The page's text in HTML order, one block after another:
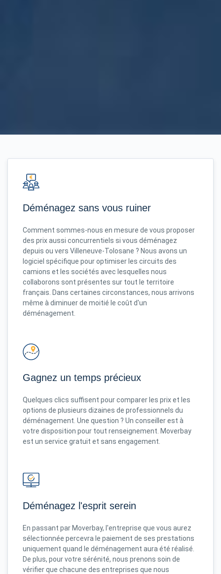
Déménagez sans vous ruiner
Comment sommes-nous en mesure de vous proposer
des prix aussi concurrentiels si vous déménagez
depuis ou vers Villeneuve-Tolosane ? Nous avons un
logiciel spécifique pour optimiser les circuits des
camions et les sociétés avec lesquelles nous
collaborons sont présentes sur tout le territoire
français. Dans certaines circonstances, nous arrivons
même à diminuer de moitié le coût d'un
déménagement.
Gagnez un temps précieux
Quelques clics suffisent pour comparer les prix et les
options de plusieurs dizaines de professionnels du
déménagement. Une question ? Un conseiller est à
votre disposition pour tout renseignement. Moverbay
est un service gratuit et sans engagement.
Déménagez l'esprit serein
En passant par Moverbay, l'entreprise que vous aurez
sélectionnée percevra le paiement de ses prestations
uniquement quand le déménagement aura été réalisé.
De plus, pour votre sérénité, nous prenons soin de
vérifier que chacune des entreprises que nous